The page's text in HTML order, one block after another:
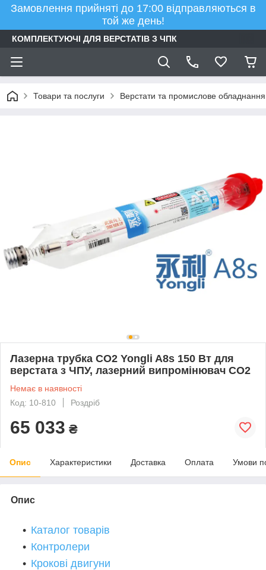
Замовлення прийняті до 17:00 відправляються в
той же день!
КОМПЛЕКТУЮЧІ ДЛЯ ВЕРСТАТІВ З ЧПК
Товари та послуги Верстати та промислове обладнання
Лазерна трубка CO2 Yongli A8s 150 Вт для
верстата з ЧПУ, лазерний випромінювач CO2
Немає в наявності
Код: 10-810
Роздріб
65 033 ₴
Опис Характеристики Доставка Оплата Умови
Опис
Каталог товарів
Контролери
Крокові двигуни